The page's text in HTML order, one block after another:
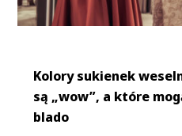
Kolory sukienek
są „wow”, a które
blado